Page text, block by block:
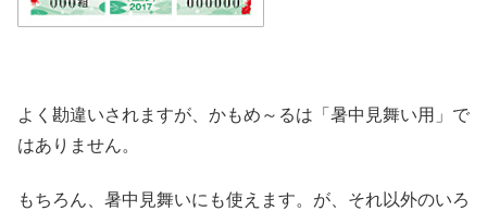
よく勘違いされますが、かもめ～るは「暑中見舞い用」で
はありません。
もちろん、暑中見舞いにも使えます。が、それ以外のいろ